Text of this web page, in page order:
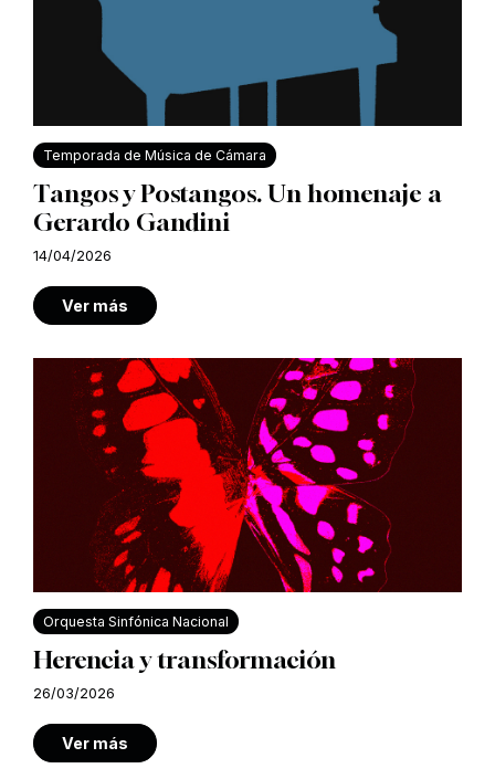
Temporada de Música de Cámara
Tangos y Postangos. Un homenaje a
Gerardo Gandini
14/04/2026
Ver más
Orquesta Sinfónica Nacional
Herencia y transformación
26/03/2026
Ver más